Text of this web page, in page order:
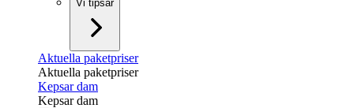
Vi tipsar
Aktuella paketpriser
Aktuella paketpriser
Kepsar dam
Kepsar dam